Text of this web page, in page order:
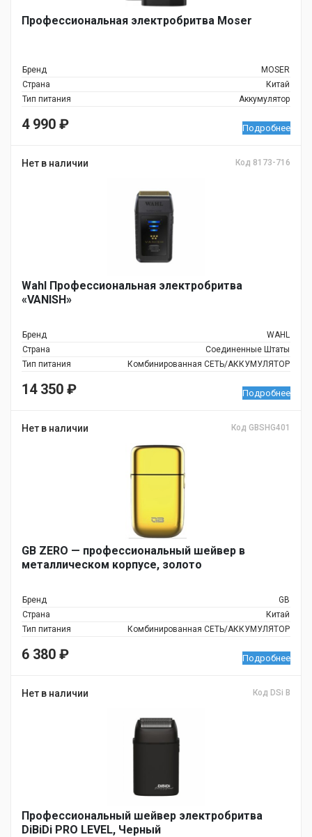
Профессиональная электробритва Moser
Бренд
MOSER
Страна
Китай
Тип питания
Аккумулятор
4 990 ₽ Подробнее
Нет в наличии Код 8173-716
Wahl Профессиональная электробритва
«VANISH»
Бренд
WAHL
Страна
Соединенные Штаты
Тип питания
Комбинированная СЕТЬ/АККУМУЛЯТОР
14 350 ₽ Подробнее
Нет в наличии Код GBSHG401
GB ZERO — профессиональный шейвер в
металлическом корпусе, золото
Бренд
GB
Страна
Китай
Тип питания
Комбинированная СЕТЬ/АККУМУЛЯТОР
6 380 ₽ Подробнее
Нет в наличии Код DSi B
Профессиональный шейвер электробритва
DiBiDi PRO LEVEL, Черный